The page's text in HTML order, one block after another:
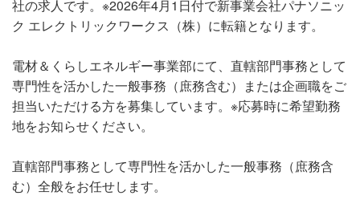
社の求人です。※2026年4月1日付で新事業会社パナソニッ
ク エレクトリックワークス（株）に転籍となります。
電材＆くらしエネルギー事業部にて、直轄部門事務として
専門性を活かした一般事務（庶務含む）または企画職をご
担当いただける方を募集しています。※応募時に希望勤務
地をお知らせください。
直轄部門事務として専門性を活かした一般事務（庶務含
む）全般をお任せします。